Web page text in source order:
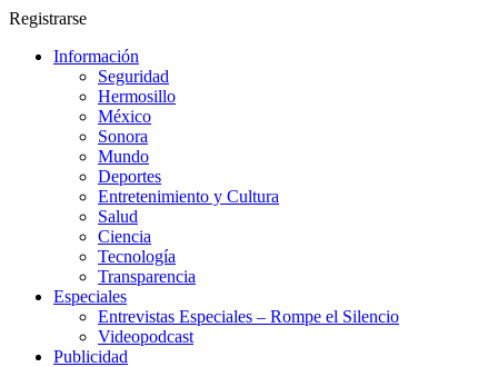
Registrarse
Información
Seguridad
Hermosillo
México
Sonora
Mundo
Deportes
Entretenimiento y Cultura
Salud
Ciencia
Tecnología
Transparencia
Especiales
Entrevistas Especiales – Rompe el Silencio
Videopodcast
Publicidad